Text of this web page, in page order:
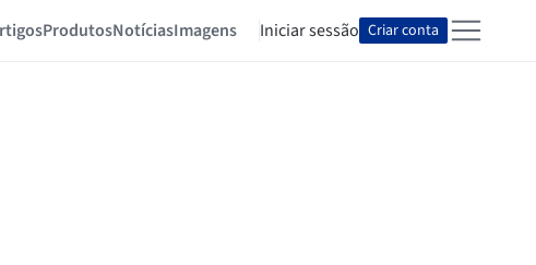
ProdutosNotíciasImagens Iniciar sessão Criar conta